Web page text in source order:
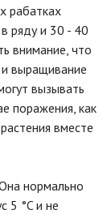
рабатках
ряду и 30 - 40
внимание, что
выращивание
вызывать
поражения, как
вместе
нормально
5 °C и не